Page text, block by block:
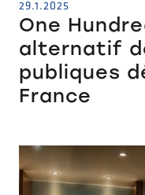
29.1.2025
One
alternatif
publiques
France